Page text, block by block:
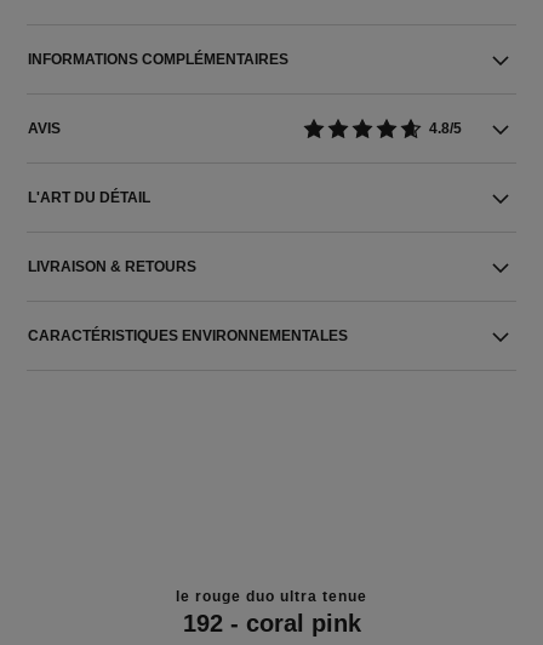
INFORMATIONS COMPLÉMENTAIRES
AVIS 4.8/5
L'ART DU DÉTAIL
LIVRAISON & RETOURS
CARACTÉRISTIQUES ENVIRONNEMENTALES
le rouge duo ultra tenue
192 - coral pink